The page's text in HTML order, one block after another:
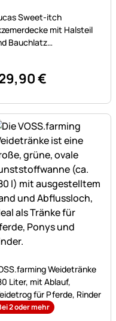
Sweet-itch
mit Halsteil
Bauchlatz
,90€
Weidetränke
Liter, mit Ablauf,
für Pferde, Rinder
2 oder mehr